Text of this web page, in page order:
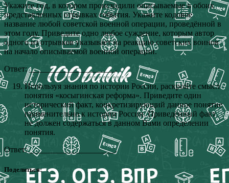
Укажите год, в котором происходили описываемые в обоих
представленных отрывках события. Укажите кодовое
название любой советской военной операции, проведённой в
этом году. Приведите одно любое суждение, которым автор
одного из отрывков указывает на реакцию советских воинов
на начало описываемой военной операции.
Ответ: _____________________.
Используя знания по истории России, раскройте смысл
понятия «косыгинская реформа». Приведите один
исторический факт, конкретизирующий данное понятие
применительно к истории России. Приведённый факт
не должен содержаться в данном Вами определении
понятия.
Ответ: _____________________.
Поделиться: